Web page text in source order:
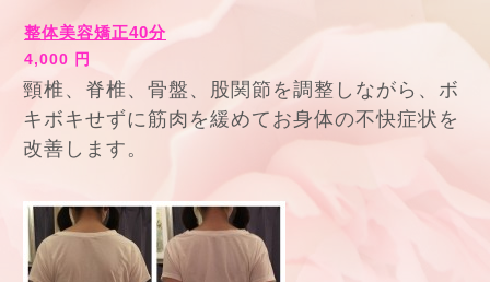
整体美容矯正40分
4,000 円
頸椎、脊椎、骨盤、股関節を調整しながら、ボ
キボキせずに筋肉を緩めてお身体の不快症状を
改善します。